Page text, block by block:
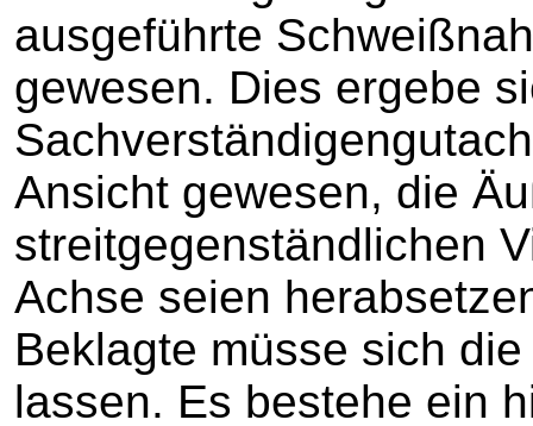
ausgeführte
gewesen. Dies ergebe
Ansicht gewesen, die
streitgegenständlichen
Achse seien
Beklagte müsse sich
lassen. Es bestehe ein